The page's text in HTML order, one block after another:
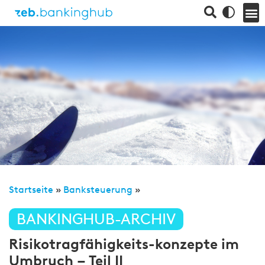
Startseite » Banksteuerung »
BANKINGHUB-ARCHIV
Risikotragfähigkeits-konzepte im
Umbruch – Teil II